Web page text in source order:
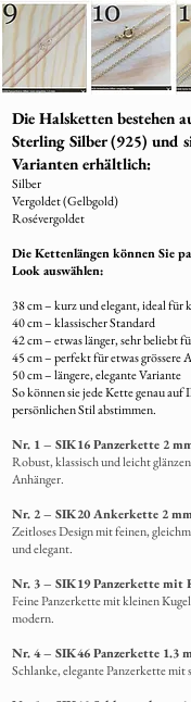
Die Halsketten bestehen
Sterling Silber (925) und
Varianten erhältlich:
Silber
Vergoldet (Gelbgold)
Rosévergoldet
Die Kettenlängen können Sie
Look auswählen:
38 cm – kurz und elegant, ideal für
40 cm – klassischer Standard
42 cm – etwas länger, sehr beliebt
45 cm – perfekt für etwas grössere
50 cm – längere, elegante Variante
So können sie jede Kette genau
persönlichen Stil abstimmen.
Nr. 1 – SIK16 Panzerkette 2
Robust, klassisch und leicht
Anhänger.
Nr. 2 – SIK20 Ankerkette 2
Zeitloses Design mit feinen,
und elegant.
Nr. 3 – SIK19 Panzerkette mit
Feine Panzerkette mit kleinen
modern.
Nr. 4 – SIK46 Panzerkette 1.3
Schlanke,elegante Panzerkette mit